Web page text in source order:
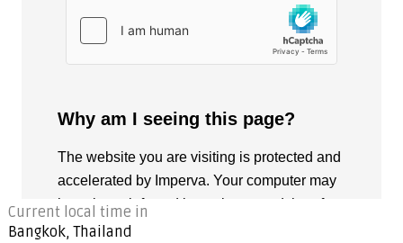
Current local time in
Bangkok, Thailand